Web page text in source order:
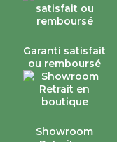
Garanti satisfait
ou remboursé
Showroom